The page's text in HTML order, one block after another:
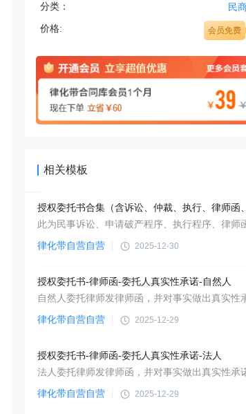
分类： 民
价格: 会员免费
相关模板
律化带自营自营 2025-12-30
授权委托书-律师函-委托人真实性承诺-自然人
自然人委托律师发律师函，并对事实做出真实性
律化带自营自营 2025-12-29
授权委托书-律师函-委托人真实性承诺-法人
法人委托律师发律师函，并对事实做出真实性承
律化带自营自营 2025-12-29